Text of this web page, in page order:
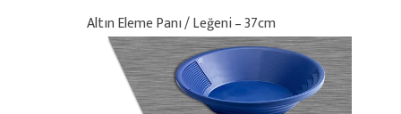
Altın Eleme Panı / Leğeni – 37cm